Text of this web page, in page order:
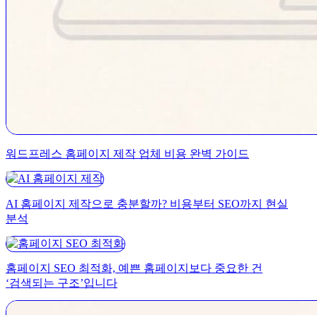
워드프레스 홈페이지 제작 업체 비용 완벽 가이드
AI 홈페이지 제작으로 충분할까? 비용부터 SEO까지 현실
분석
홈페이지 SEO 최적화, 예쁜 홈페이지보다 중요한 건
‘검색되는 구조’입니다